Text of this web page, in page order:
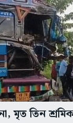
মৃত তিন